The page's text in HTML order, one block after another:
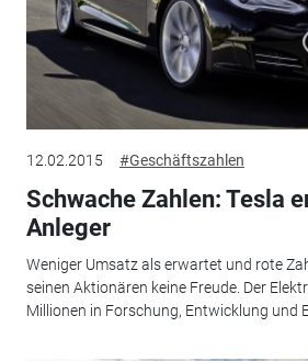
12.02.2015 #Geschäftszahlen
Schwache Zahlen: Tesla
Anleger
Weniger Umsatz als erwartet und rote
seinen Aktionären keine Freude. Der
Millionen in Forschung, Entwicklung und